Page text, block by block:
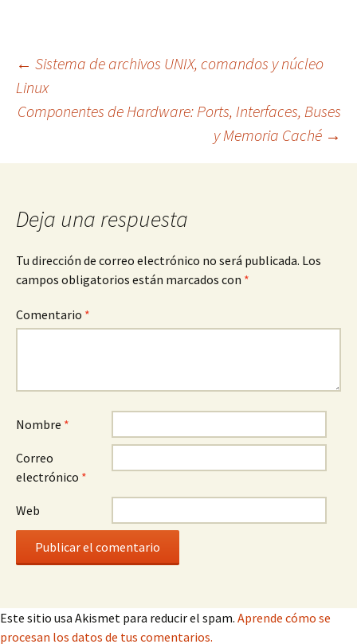
Navegación
de
entradas
← Sistema de archivos UNIX, comandos y núcleo
Linux
Componentes de Hardware: Ports, Interfaces, Buses
y Memoria Caché →
Deja una respuesta
Tu dirección de correo electrónico no será publicada. Los
campos obligatorios están marcados con *
Comentario *
Nombre *
Correo
electrónico *
Web
Este sitio usa Akismet para reducir el spam. Aprende cómo se
procesan los datos de tus comentarios.